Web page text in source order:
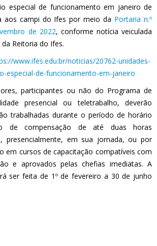
especial de funcionamento em janeiro de
aos campi do Ifes por meio da Portaria n.º
de 2022, conforme notícia veiculada
Reitoria do Ifes.
www.ifes.edu.br/noticias/20762-unidades-
especial-de-funcionamento-em-janeiro
participantes ou não do Programa de
presencial ou teletrabalho, deverão
trabalhadas durante o período de horário
de compensação de até duas horas
presencialmente, em sua jornada, ou por
em cursos de capacitação compatíveis com
e aprovados pelas chefias imediatas. A
ser feita de 1º de fevereiro a 30 de junho